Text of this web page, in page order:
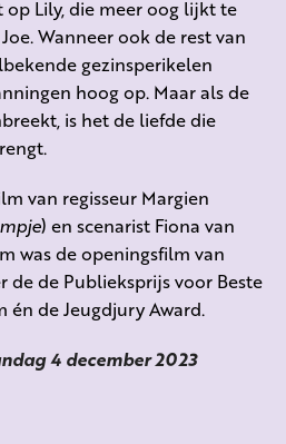
Lily, die meer oog lijkt te
Wanneer ook de rest van
gezinsperikelen
hoog op. Maar als de
is het de liefde die
van regisseur Margien
) en scenarist Fiona van
was de openingsfilm van
de de Publieksprijs voor Beste
én de Jeugdjury Award.
4 december 2023